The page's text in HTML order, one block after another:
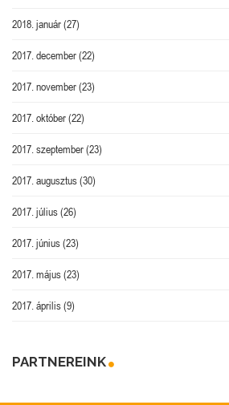
2018. január(27)
2017. december(22)
2017. november(23)
2017. október(22)
2017. szeptember(23)
2017. augusztus(30)
2017. július(26)
2017. június(23)
2017. május(23)
2017. április(9)
PARTNEREINK